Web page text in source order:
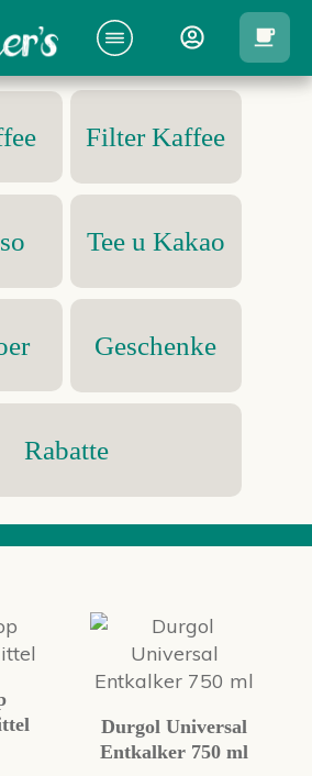
Filter Kaffee
Tee u Kakao
Geschenke
Rabatte
Durgol Universal
Entkalker 750 ml